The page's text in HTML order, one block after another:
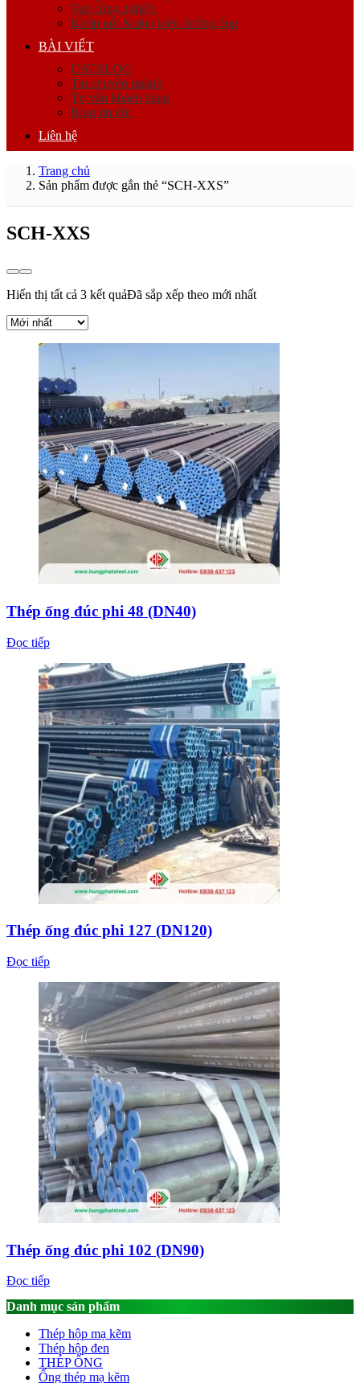
Van công nghiệp
Khớp nối & phụ kiện đường ống
BÀI VIẾT
CATALOG
Tin chuyên ngành
Tư vấn khách hàng
Blog tin tức
Liên hệ
Trang chủ
Sản phẩm được gắn thẻ “SCH-XXS”
SCH-XXS
Hiển thị tất cả 3 kết quảĐã sắp xếp theo mới nhất
Thép ống đúc phi 48 (DN40)
Đọc tiếp
Thép ống đúc phi 127 (DN120)
Đọc tiếp
Thép ống đúc phi 102 (DN90)
Đọc tiếp
Danh mục sản phẩm
Thép hộp mạ kẽm
Thép hộp đen
THÉP ỐNG
Ống thép mạ kẽm